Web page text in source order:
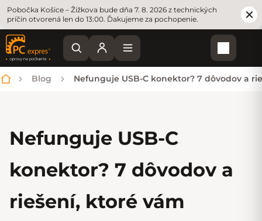
Pobočka Košice – Žižkova bude dňa 7. 8. 2026 z technických
príčin otvorená len do 13:00. Ďakujeme za pochopenie.
Domov
Blog Nefunguje USB-C konektor? 7 dôvodov a
Nefunguje USB-C
konektor? 7 dôvodov a
riešení, ktoré vám